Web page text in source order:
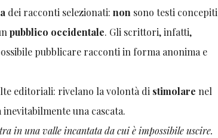
dei racconti selezionati:non sono testi concepiti
pubblico occidentale. Gli scrittori, infatti,
pubblicare racconti in forma anonima e
editoriali: rivelano la volontà di stimolare nel
inevitabilmente una cascata.
in una valle incantata da cui è impossibile uscire.